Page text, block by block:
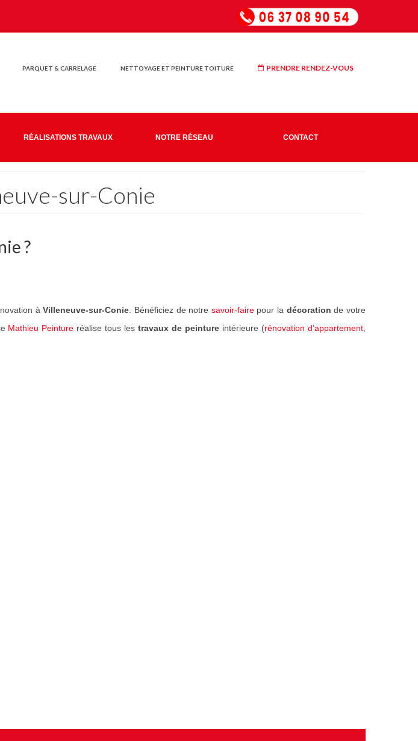
PARQUET & CARRELAGE NETTOYAGE ET PEINTURE TOITURE PRENDRE RENDEZ-VOUS
RÉALISATIONS TRAVAUX NOTRE RÉSEAU CONTACT
sur-Conie
?
àVilleneuve-sur-Conie . Bénéficiez de notre savoir-fairepour la décoration de votre
Mathieu Peinture réalise tous lestravaux de peinture intérieure (rénovation d’appartement